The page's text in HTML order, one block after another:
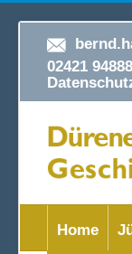
02421
Home